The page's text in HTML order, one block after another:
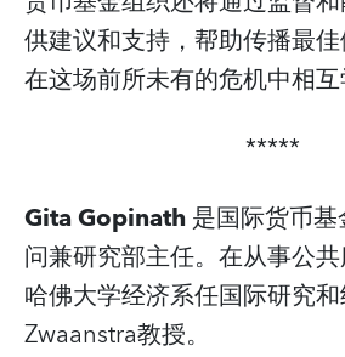
供建议和支持，帮助传播最
在这场前所未有的危机中相互
*****
Gita Gopinath是国际货币
问兼研究部主任。在从事公
哈佛大学经济系任国际研究
Zwaanstra教授。